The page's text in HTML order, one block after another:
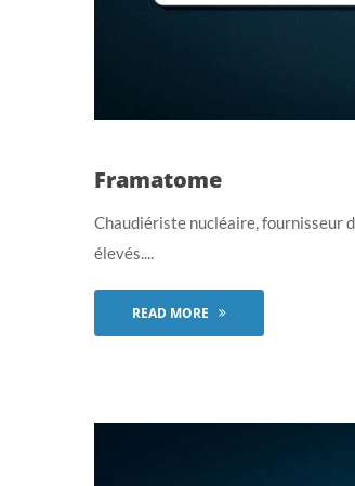
Framatome
Chaudiériste nucléaire, fournisseur
élevés....
READ MORE